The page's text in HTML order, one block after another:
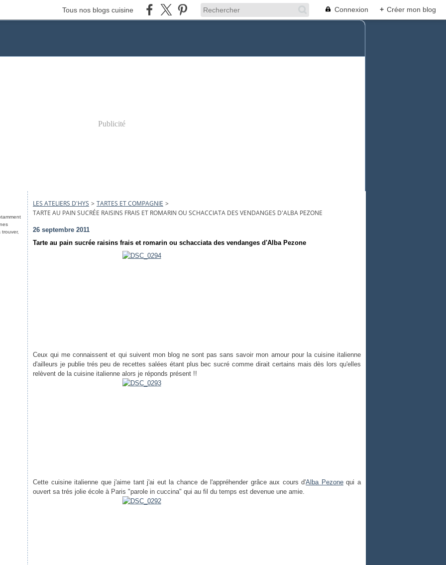
Tous nos blogs cuisine Connexion + Créer mon blog
Publicité
LES ATELIERS D'HYS > TARTES ET COMPAGNIE >
TARTE AU PAIN SUCRÉE RAISINS FRAIS ET ROMARIN OU SCHACCIATA DES VENDANGES D'ALBA PEZONE
26 septembre 2011
Tarte au pain sucrée raisins frais et romarin ou schacciata des vendanges d'Alba Pezone
Ceux qui me connaissent et qui suivent mon blog ne sont pas sans savoir mon amour pour la cuisine italienne
d'ailleurs je publie trés peu de recettes salées étant plus bec sucré comme dirait certains mais dès lors qu'elles
relèvent de la cuisine italienne alors je réponds présent !!
Cette cuisine italienne que j'aime tant j'ai eut la chance de l'appréhender grâce aux cours d'Alba Pezonequi a
ouvert sa trés jolie école à Paris "parole in cuccina" qui au fil du temps est devenue une amie.